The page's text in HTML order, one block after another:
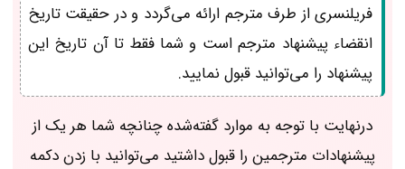
فریلنسری از طرف مترجم ارائه می‌گردد و در حقیقت تاریخ
انقضاء پیشنهاد مترجم است و شما فقط تا آن تاریخ این
پیشنهاد را می‌توانید قبول نمایید.
درنهایت با توجه به موارد گفته‌شده چنانچه شما هر یک از
پیشنهادات مترجمین را قبول داشتید می‌توانید با زدن دکمه